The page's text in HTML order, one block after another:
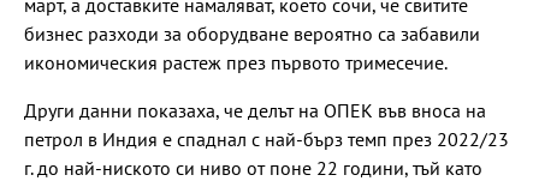
бизнес разходи за оборудване вероятно са забавили
икономическия растеж през първото тримесечие.
Други данни показаха, че делът на ОПЕК във вноса на
петрол в Индия е спаднал с най-бърз темп през 2022/23
г. до най-ниското си ниво от поне 22 години, тъй като